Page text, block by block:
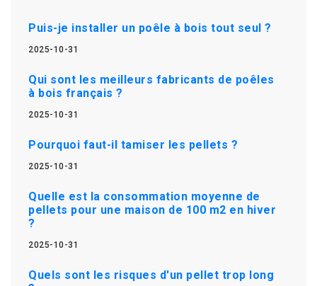
Puis-je installer un poêle à bois tout seul ?
2025-10-31
Qui sont les meilleurs fabricants de poêles
à bois français ?
2025-10-31
Pourquoi faut-il tamiser les pellets ?
2025-10-31
Quelle est la consommation moyenne de
pellets pour une maison de 100 m2 en hiver
?
2025-10-31
Quels sont les risques d'un pellet trop long